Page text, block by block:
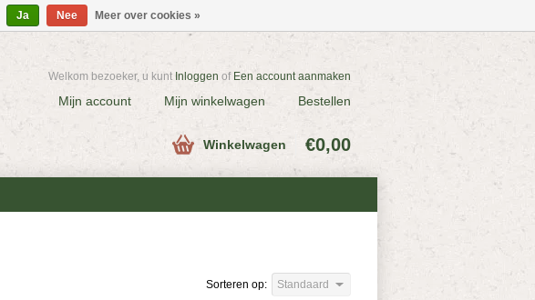
Welkom bezoeker, u kunt Inloggen of Een account aanmaken
Mijn account Mijn winkelwagen Bestellen
Winkelwagen €0,00
Sorteren op: Standaard
Ja Nee Meer over cookies »